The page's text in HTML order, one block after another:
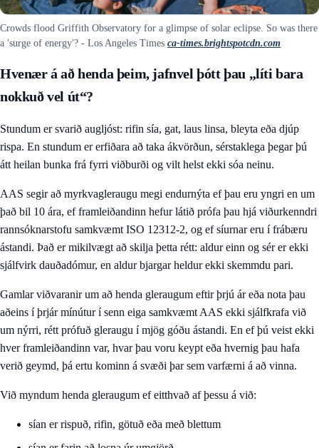
Crowds flood Griffith Observatory for a glimpse of solar eclipse. So was there
a 'surge of energy'? - Los Angeles Times ca-times.brightspotcdn.com
Hvenær á að henda þeim, jafnvel þótt þau „líti bara
nokkuð vel út“?
Stundum er svarið augljóst: rifin sía, gat, laus linsa, bleyta eða djúp
rispa. En stundum er erfiðara að taka ákvörðun, sérstaklega þegar þú
átt heilan bunka frá fyrri viðburði og vilt helst ekki sóa neinu.
AAS segir að myrkvagleraugu megi endurnýta ef þau eru yngri en um
það bil 10 ára, ef framleiðandinn hefur látið prófa þau hjá viðurkenndri
rannsóknarstofu samkvæmt ISO 12312-2, og ef síurnar eru í frábæru
ástandi. Það er mikilvægt að skilja þetta rétt: aldur einn og sér er ekki
sjálfvirk dauðadómur, en aldur bjargar heldur ekki skemmdu pari.
Gamlar viðvaranir um að henda gleraugum eftir þrjú ár eða nota þau
aðeins í þrjár mínútur í senn eiga samkvæmt AAS ekki sjálfkrafa við
um nýrri, rétt prófuð gleraugu í mjög góðu ástandi. En ef þú veist ekki
hver framleiðandinn var, hvar þau voru keypt eða hvernig þau hafa
verið geymd, þá ertu kominn á svæði þar sem varfærni á að vinna.
Við myndum henda gleraugum ef eitthvað af þessu á við:
sían er rispuð, rifin, götuð eða með blettum